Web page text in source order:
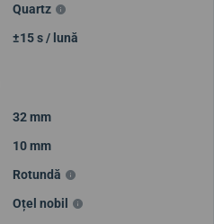
Quartz
±15 s / lună
32 mm
10 mm
Rotundă
Oțel nobil